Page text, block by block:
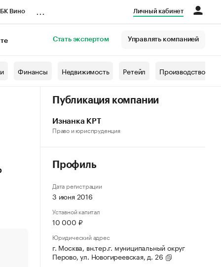
Вино Личный кабинет
Стать экспертом Управлять компанией
Финансы Недвижимость Ретейл Производство
Публикация компании
Изнанка КРТ
Право и юриспруденция
Профиль
Дата регистрации
3 июня 2016
Уставной капитал
10 000 ₽
Юридический адрес
г. Москва, вн.тер.г. муниципальный округ
Перово, ул. Новогиреевская, д. 26